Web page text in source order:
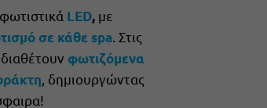
LED,με
σε κάθε spa. Στις
φωτιζόμενα
, δημιουργώντας